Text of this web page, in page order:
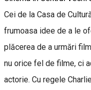
Cei de la Casa de
frumoasa idee de a le
plăcerea de a urmări
nu orice fel de filme, ci
actorie. Cu regele